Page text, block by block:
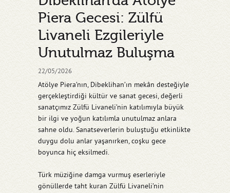
Piera Gecesi: Zülfü
Livaneli Ezgileriyle
Unutulmaz Buluşma
22/05/2026
Atölye Piera’nın, Dibeklihan’ın mekân desteğiyle
gerçekleştirdiği kültür ve sanat gecesi, değerli
sanatçımız Zülfü Livaneli’nin katılımıyla büyük
bir ilgi ve yoğun katılımla unutulmaz anlara
sahne oldu. Sanatseverlerin buluştuğu etkinlikte
duygu dolu anlar yaşanırken, coşku gece
boyunca hiç eksilmedi.
Türk müziğine damga vurmuş eserleriyle
gönüllerde taht kuran Zülfü Livaneli’nin